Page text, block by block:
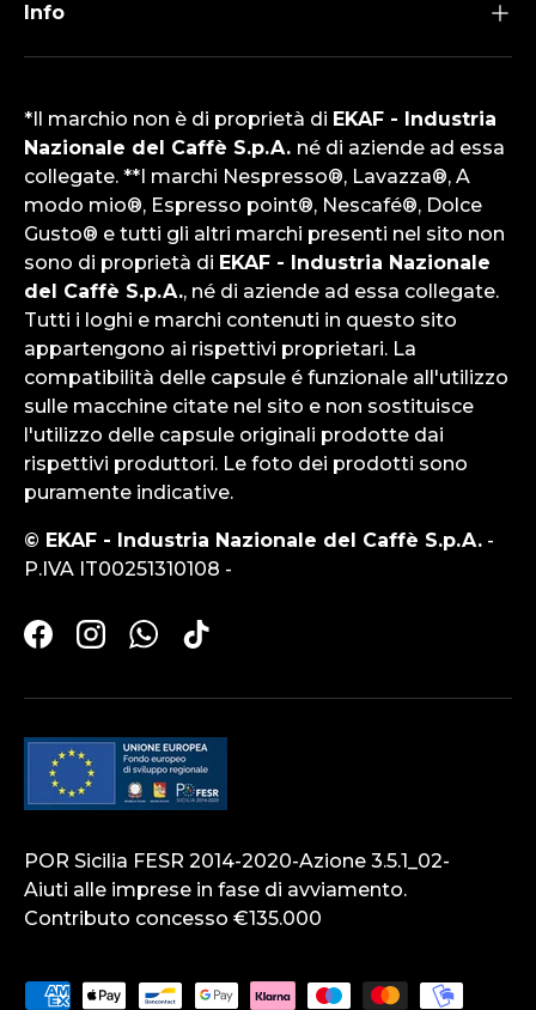
Info
*Il marchio non è di proprietà di EKAF - Industria
Nazionale del Caffè S.p.A. né di aziende ad essa
collegate. **I marchi Nespresso®, Lavazza®, A
modo mio®, Espresso point®, Nescafé®, Dolce
Gusto® e tutti gli altri marchi presenti nel sito non
sono di proprietà di EKAF - Industria Nazionale
del Caffè S.p.A., né di aziende ad essa collegate.
Tutti i loghi e marchi contenuti in questo sito
appartengono ai rispettivi proprietari. La
compatibilità delle capsule é funzionale all'utilizzo
sulle macchine citate nel sito e non sostituisce
l'utilizzo delle capsule originali prodotte dai
rispettivi produttori. Le foto dei prodotti sono
puramente indicative.
© EKAF - Industria Nazionale del Caffè S.p.A. -
P.IVA IT00251310108 -
FacebookInstagramWhatsApp
TikTok
POR Sicilia FESR 2014-2020-Azione 3.5.1_02-
Aiuti alle imprese in fase di avviamento.
Contributo concesso €135.000
Metodi di pagamento accettati